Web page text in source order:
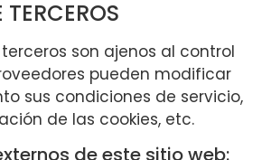
son ajenos al control
pueden modificar
sus condiciones de servicio,
de las cookies, etc.
de este sitio web: